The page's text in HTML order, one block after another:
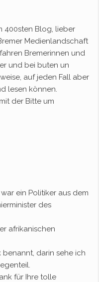
400sten Blog, lieber
Medienlandschaft
Bremerinnen und
und bei buten un
auf jeden Fall aber
lesen können.
der Bitte um
ein Politiker aus dem
des
afrikanischen
darin sehe ich
für Ihre tolle